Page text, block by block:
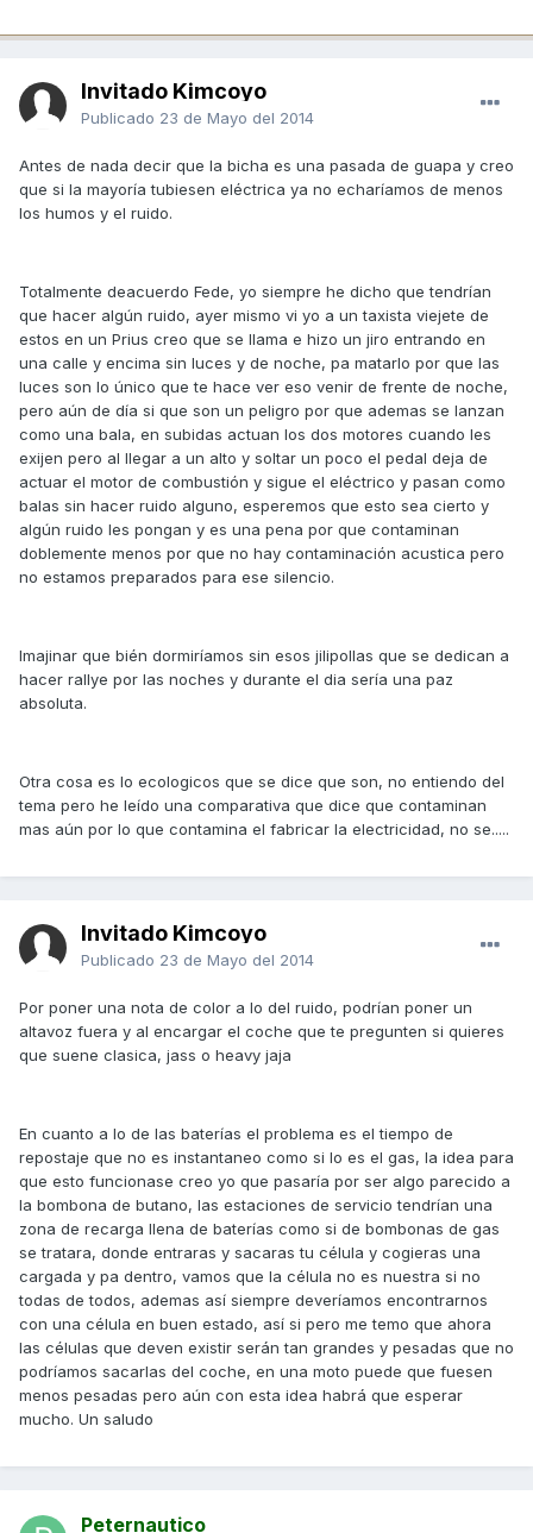
Invitado Kimcoyo
Publicado 23 de Mayo del 2014
Antes de nada decir que la bicha es una pasada de guapa y creo
que si la mayoría tubiesen eléctrica ya no echaríamos de menos
los humos y el ruido.
Totalmente deacuerdo Fede, yo siempre he dicho que tendrían
que hacer algún ruido, ayer mismo vi yo a un taxista viejete de
estos en un Prius creo que se llama e hizo un jiro entrando en
una calle y encima sin luces y de noche, pa matarlo por que las
luces son lo único que te hace ver eso venir de frente de noche,
pero aún de día si que son un peligro por que ademas se lanzan
como una bala, en subidas actuan los dos motores cuando les
exijen pero al llegar a un alto y soltar un poco el pedal deja de
actuar el motor de combustión y sigue el eléctrico y pasan como
balas sin hacer ruido alguno, esperemos que esto sea cierto y
algún ruido les pongan y es una pena por que contaminan
doblemente menos por que no hay contaminación acustica pero
no estamos preparados para ese silencio.
Imajinar que bién dormiríamos sin esos jilipollas que se dedican a
hacer rallye por las noches y durante el dia sería una paz
absoluta.
Otra cosa es lo ecologicos que se dice que son, no entiendo del
tema pero he leído una comparativa que dice que contaminan
mas aún por lo que contamina el fabricar la electricidad, no se.....
Invitado Kimcoyo
Publicado 23 de Mayo del 2014
Por poner una nota de color a lo del ruido, podrían poner un
altavoz fuera y al encargar el coche que te pregunten si quieres
que suene clasica, jass o heavy jaja
En cuanto a lo de las baterías el problema es el tiempo de
repostaje que no es instantaneo como si lo es el gas, la idea para
que esto funcionase creo yo que pasaría por ser algo parecido a
la bombona de butano, las estaciones de servicio tendrían una
zona de recarga llena de baterías como si de bombonas de gas
se tratara, donde entraras y sacaras tu célula y cogieras una
cargada y pa dentro, vamos que la célula no es nuestra si no
todas de todos, ademas así siempre deveríamos encontrarnos
con una célula en buen estado, así si pero me temo que ahora
las células que deven existir serán tan grandes y pesadas que no
podríamos sacarlas del coche, en una moto puede que fuesen
menos pesadas pero aún con esta idea habrá que esperar
mucho. Un saludo
Peternautico